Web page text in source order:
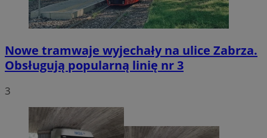
Nowe tramwaje wyjechały na ulice Zabrza.
Obsługują popularną linię nr 3
3